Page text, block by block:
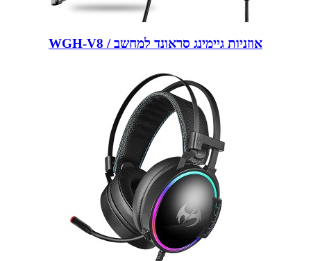
WGH-V8 / אוזניות גיימינג סראונד למחשב